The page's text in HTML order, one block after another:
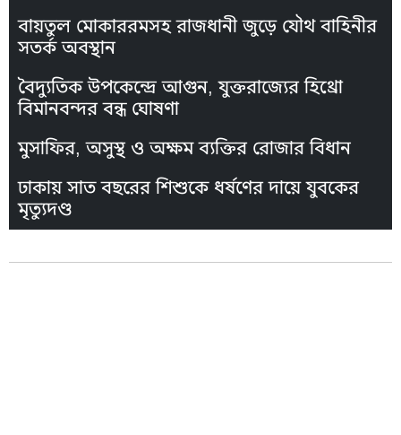
বায়তুল মোকাররমসহ রাজধানী জুড়ে যৌথ বাহিনীর
সতর্ক অবস্থান
বৈদ্যুতিক উপকেন্দ্রে আগুন, যুক্তরাজ্যের হিথ্রো
বিমানবন্দর বন্ধ ঘোষণা
মুসাফির, অসুস্থ ও অক্ষম ব্যক্তির রোজার বিধান
ঢাকায় সাত বছরের শিশুকে ধর্ষণের দায়ে যুবকের
মৃত্যুদণ্ড